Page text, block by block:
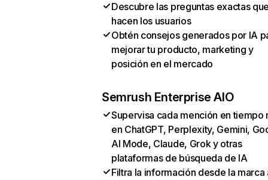
Descubre las preguntas exactas
hacen los usuarios
Obtén consejos generados por IA
mejorar tu producto, marketing y
posición en el mercado
Semrush Enterprise AIO
Supervisa cada mención en tiempo
en ChatGPT, Perplexity, Gemini,
AI Mode, Claude, Grok y otras
plataformas de búsqueda de IA
Filtra la información desde la marca